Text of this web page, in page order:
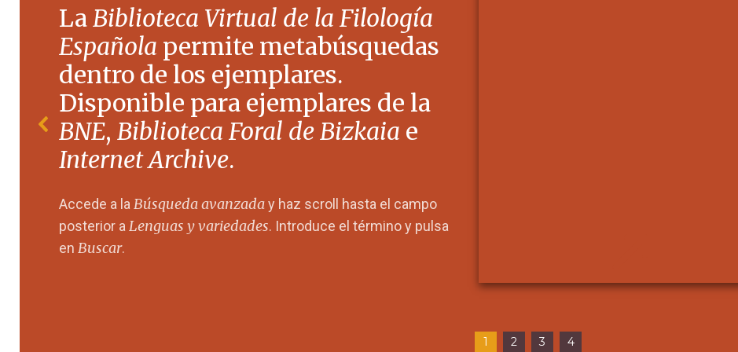
LaBiblioteca Virtual de la Filología
Española permite metabúsquedas
dentro de los ejemplares.
Disponible para ejemplares de la
BNE, Biblioteca Foral de Bizkaia e
Internet Archive.
Accede a laBúsqueda avanzaday haz scroll hasta el campo
posterior aLenguas y variedades. Introduce el término y pulsa
en Buscar.
1 2 3 4